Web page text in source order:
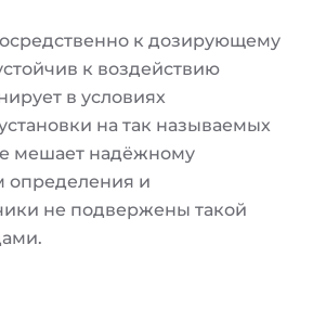
к дозирующему
к воздействию
в условиях
на так называемых
мешает надёжному
определения и
не подвержены такой